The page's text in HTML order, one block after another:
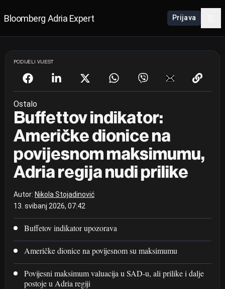
Bloomberg Adria Expert Prijava
PODIJELI VIJEST
Ostalo
Buffettov indikator:
Američke dionice na
povijesnom maksimumu,
Adria regija nudi prilike
Autor: Nikola Stojadinović
13. svibanj 2026, 07:42
Buffetov indikator upozorava
Američke dionice na povijesnom su maksimumu
Povijesni maksimum valuacija u SAD-u, ali prilike i dalje
postoje u Adria regiji